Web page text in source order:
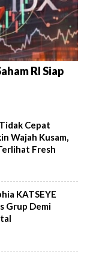
RI Siap
Cepat
Wajah Kusam,
Fresh
KATSEYE
Grup Demi